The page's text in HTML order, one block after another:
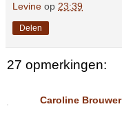
Levine op 23:39
Delen
27 opmerkingen:
Caroline Brouwer